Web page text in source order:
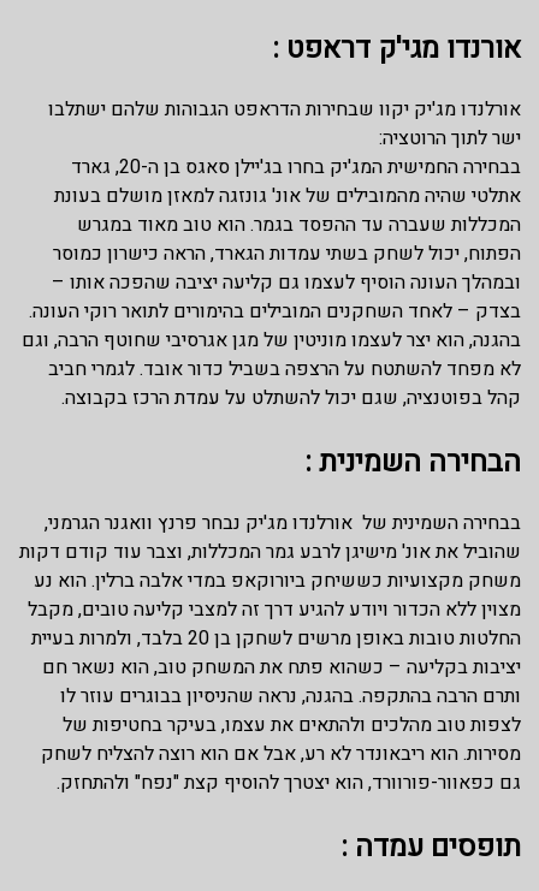
אורנדו מגי'ק דראפט :
אורלנדו מג'יק יקוו שבחירות הדראפט הגבוהות שלהם ישתלבו
ישר לתוך הרוטציה:
בבחירה החמישית המג'יק בחרו בג'יילן סאגס בן ה-20, גארד
אתלטי שהיה מהמובילים של אונ' גונזגה למאזן מושלם בעונת
המכללות שעברה עד ההפסד בגמר. הוא טוב מאוד במגרש
הפתוח, יכול לשחק בשתי עמדות הגארד, הראה כישרון כמוסר
ובמהלך העונה הוסיף לעצמו גם קליעה יציבה שהפכה אותו –
בצדק – לאחד השחקנים המובילים בהימורים לתואר רוקי העונה.
בהגנה, הוא יצר לעצמו מוניטין של מגן אגרסיבי שחוטף הרבה, וגם
לא מפחד להשתטח על הרצפה בשביל כדור אובד. לגמרי חביב
קהל בפוטנציה, שגם יכול להשתלט על עמדת הרכז בקבוצה.
הבחירה השמינית :
בבחירה השמינית של אורלנדו מג'יק נבחר פרנץ וואגנר הגרמני,
שהוביל את אונ' מישיגן לרבע גמר המכללות, וצבר עוד קודם דקות
משחק מקצועיות כששיחק ביורוקאפ במדי אלבה ברלין. הוא נע
מצוין ללא הכדור ויודע להגיע דרך זה למצבי קליעה טובים, מקבל
החלטות טובות באופן מרשים לשחקן בן 20 בלבד, ולמרות בעיית
יציבות בקליעה – כשהוא פתח את המשחק טוב, הוא נשאר חם
ותרם הרבה בהתקפה. בהגנה, נראה שהניסיון בבוגרים עוזר לו
לצפות טוב מהלכים ולהתאים את עצמו, בעיקר בחטיפות של
מסירות. הוא ריבאונדר לא רע, אבל אם הוא רוצה להצליח לשחק
גם כפאוור-פורוורד, הוא יצטרך להוסיף קצת "נפח" ולהתחזק.
תופסים עמדה :